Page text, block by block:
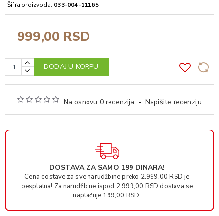
Na osnovu 0 recenzija. - Napišite recenziju
999,00 RSD
Šifra proizvoda: 033-004-11165
DODAJ U KORPU
DOSTAVA ZA SAMO 199 DINARA!
Cena dostave za sve narudžbine preko 2.999,00 RSD je
besplatna! Za narudžbine ispod 2.999,00 RSD dostava se
naplaćuje 199,00 RSD.